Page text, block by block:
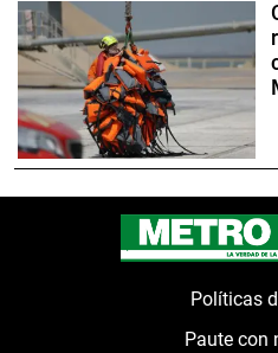
Políticas
Paute con